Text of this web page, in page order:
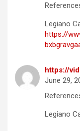
Legiano
https://
https://
June 29,
Legiano